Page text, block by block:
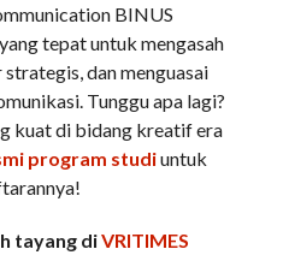
BINUS
tepat untuk mengasah
dan menguasai
Tunggu apa lagi?
kuat di bidang kreatif era
program studiuntuk
tayang diVRITIMES